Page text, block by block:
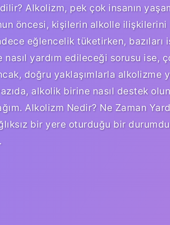
Alkolizm, pek çok insanın
öncesi, kişilerin alkolle
eğlencelik tüketirken, bazıları
yardım edileceği sorusu ise,
doğru yaklaşımlarla alkolizme
alkolik birine nasıl destek
Alkolizm Nedir? Ne Zaman
bir yere oturduğu bir